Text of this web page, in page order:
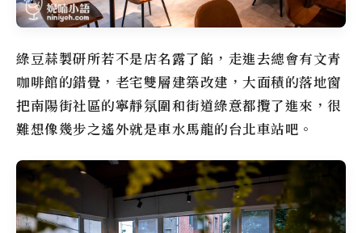
綠豆蒜製研所若不是店名露了餡，走進去總會有文青
咖啡館的錯覺，老宅雙層建築改建，大面積的落地窗
把南陽街社區的寧靜氛圍和街道綠意都攬了進來，很
難想像幾步之遙外就是車水馬龍的台北車站吧。